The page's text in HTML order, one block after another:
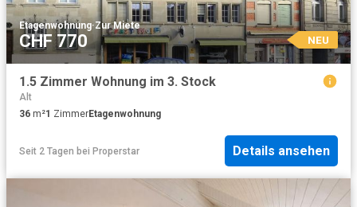
Etagenwohnung·Zur Miete
CHF 770 NEU
1.5 Zimmer Wohnung im 3. Stock
Alt
36 m²1 ZimmerEtagenwohnung
Seit 2 Tagen bei Properstar Details ansehen